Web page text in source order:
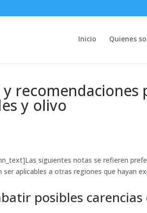
Inicio Quienes
recomendaciones
y olivo
siguientes notas se refieren
aplicables a otras regiones que hayan
posibles